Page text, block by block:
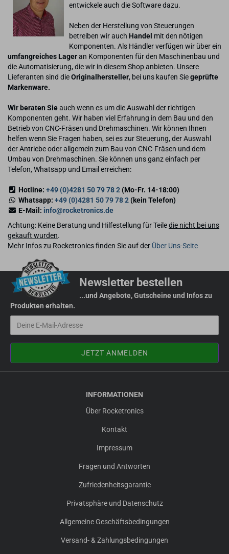
entwickele auch die Software dazu.
Neben der Herstellung von Steuerungen
betreiben wir auch Handel mit den nötigen
Komponenten. Als Händler verfügen wir über ein
umfangreiches Lageran Komponenten für den Maschinenbau und
die Automatisierung, die wir in diesem Shop anbieten. Unsere
Lieferanten sind dieOriginalhersteller, bei uns kaufen Siegeprüfte
Markenware.
Wir beraten Sieauch wenn es um die Auswahl der richtigen
Komponenten geht. Wir haben viel Erfahrung in dem Bau und den
Betrieb von CNC-Fräsen und Drehmaschinen. Wir können Ihnen
helfen wenn Sie Fragen haben, sei es zur Steuerung, der Auswahl
der Antriebe oder allgemein zum Bau von CNC-Fräsen und dem
Umbau von Drehmaschinen. Sie können uns ganz einfach per
Telefon, Whatsapp und Email erreichen:
Hotline: +49 (0)4281 50 79 78 2(Mo-Fr. 14-18:00)
Whatsapp: +49 (0)4281 50 79 78 2(kein Telefon)
E-Mail: info@rocketronics.de
Achtung: Keine Beratung und Hilfestellung für Teiledie nicht bei uns
gekauft wurden.
Mehr Infos zu Rocketronics finden Sie auf der Über Uns-Seite
Newsletter bestellen
...und Angebote, Gutscheine und Infos zu
Produkten erhalten.
INFORMATIONEN
Über Rocketronics
Kontakt
Impressum
Fragen und Antworten
Zufriedenheitsgarantie
Privatsphäre und Datenschutz
Allgemeine Geschäftsbedingungen
Versand- & Zahlungsbedingungen